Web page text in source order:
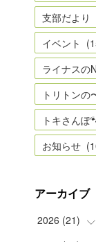
支部だより
イベント (
ライナスの
トリトンの
トキさんぽ
お知らせ (
アーカイブ
2026 (21)